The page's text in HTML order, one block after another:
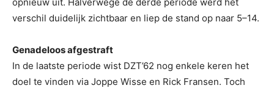
verschil duidelijk zichtbaar en liep de stand op naar 5–14.
Genadeloos afgestraft
In de laatste periode wist DZT’62 nog enkele keren het
doel te vinden via Joppe Wisse en Rick Fransen. Toch